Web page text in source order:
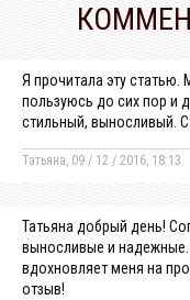
Я прочитала эту
пользуюсь до сих пор и
стильный, выносливый.
Татьяна, 09 / 12 / 2016, 18:13
Татьяна добрый день!
выносливые и надежные.
вдохновляет меня на
отзыв!